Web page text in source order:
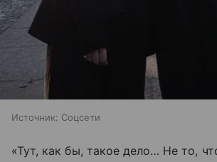
Источник: Соцсети
«Тут, как бы, такое дело… Не то,